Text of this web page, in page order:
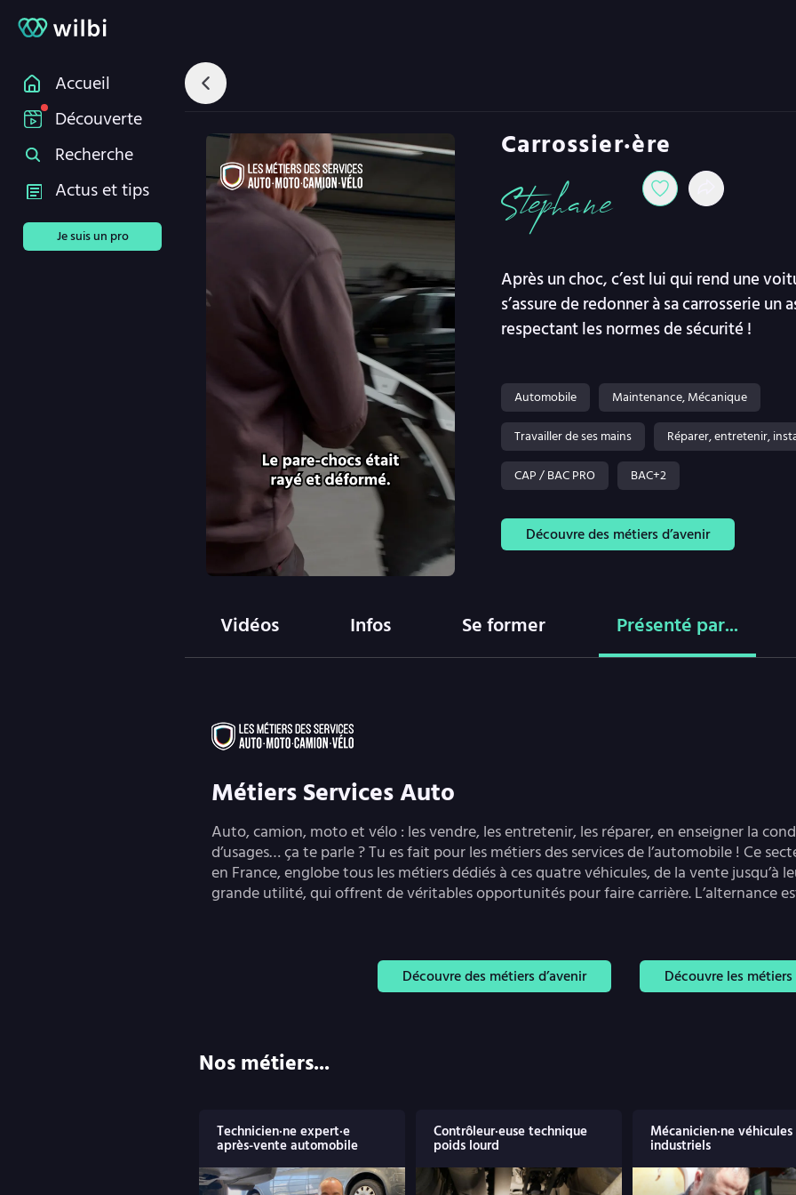
Accueil
Découverte
Recherche
Actus et tips
Je suis un pro
Carrossier·ère
Stephane
Automobile
Maintenance, Mécanique
Travailler de ses mains
Réparer, entretenir,
CAP / BAC PRO
BAC+2
Découvre des métiers d’avenir
Après un choc, c’est lui qui rend une
s’assure de redonner à sa carrosserie
respectant les normes de sécurité !
Vidéos Infos Se former Présenté par...
Métiers Services Auto
Auto, camion, moto et vélo : les vendre, les entretenir, les réparer, en enseigner la
d’usages… ça te parle ? Tu es fait pour les métiers des services de l’automobile ! Ce
en France, englobe tous les métiers dédiés à ces quatre véhicules, de la vente jusqu’à
grande utilité, qui offrent de véritables opportunités pour faire carrière. L’alternance
Découvre des métiers d’avenir Découvre les
Nos métiers...
Technicien·ne expert·e
après-vente automobile
Contrôleur·euse technique
poids lourd
Mécanicien·ne véhicules
industriels